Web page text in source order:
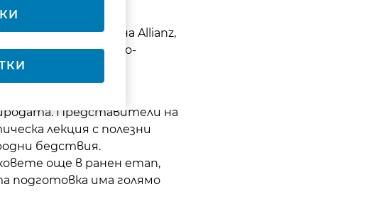
and Prevention
на Allianz,
и по-
при екстремни
Представители на
лекция с полезни
бедствия.
още в ранен етап,
подготовка има голямо